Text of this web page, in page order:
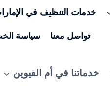
خدمات التنظيف في
تواصل معنا سياسة
خدماتنا في أم القيوين